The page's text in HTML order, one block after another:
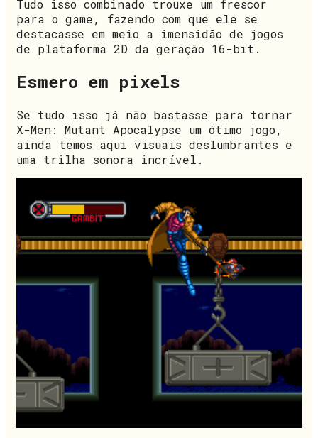
Tudo isso combinado trouxe um frescor
para o game, fazendo com que ele se
destacasse em meio a imensidão de jogos
de plataforma 2D da geração 16-bit.
Esmero em pixels
Se tudo isso já não bastasse para tornar
X-Men: Mutant Apocalypse um ótimo jogo,
ainda temos aqui visuais deslumbrantes e
uma trilha sonora incrível.